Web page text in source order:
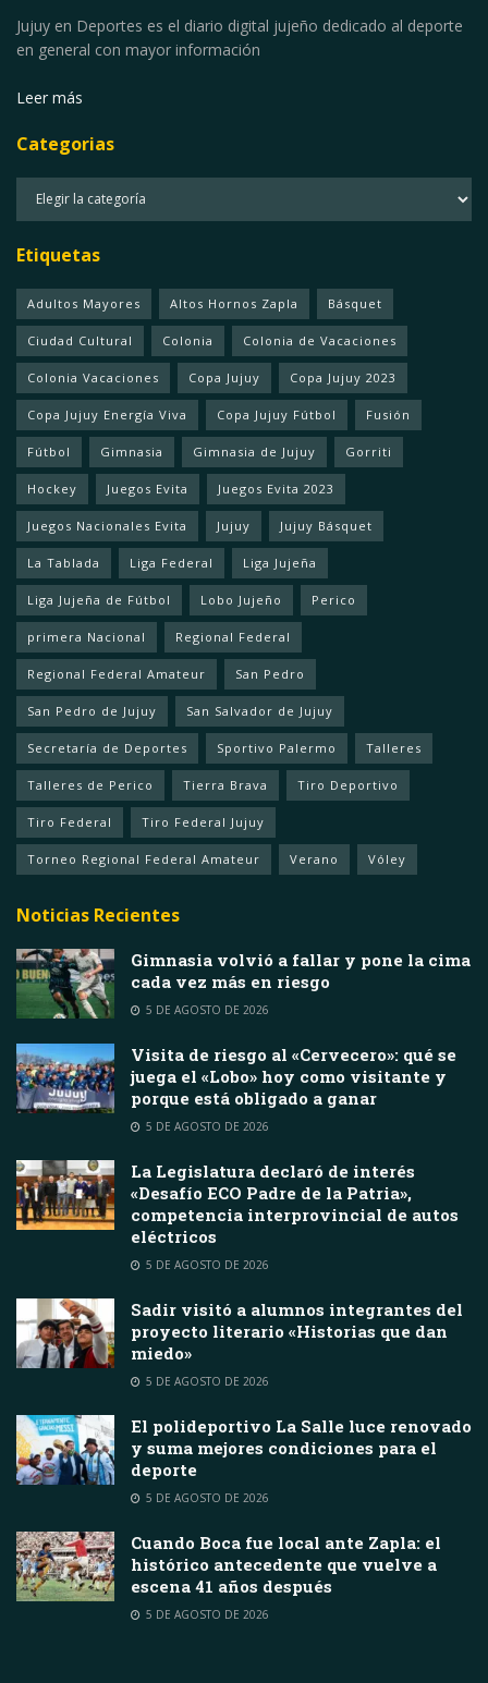
Jujuy en Deportes es el diario digital jujeño dedicado al deporte
en general con mayor información
Leer más
Categorias
Etiquetas
Adultos Mayores Altos Hornos Zapla Básquet
Ciudad Cultural Colonia Colonia de Vacaciones
Colonia Vacaciones Copa Jujuy Copa Jujuy 2023
Copa Jujuy Energía Viva Copa Jujuy Fútbol Fusión
Fútbol Gimnasia Gimnasia de Jujuy Gorriti
Hockey Juegos Evita Juegos Evita 2023
Juegos Nacionales Evita Jujuy Jujuy Básquet
La Tablada Liga Federal Liga Jujeña
Liga Jujeña de Fútbol Lobo Jujeño Perico
primera Nacional Regional Federal
Regional Federal Amateur San Pedro
San Pedro de Jujuy San Salvador de Jujuy
Secretaría de Deportes Sportivo Palermo Talleres
Talleres de Perico Tierra Brava Tiro Deportivo
Tiro Federal Tiro Federal Jujuy
Torneo Regional Federal Amateur Verano Vóley
Noticias Recientes
Gimnasia volvió a fallar y pone la cima
cada vez más en riesgo
5 DE AGOSTO DE 2026
Visita de riesgo al «Cervecero»: qué se
juega el «Lobo» hoy como visitante y
porque está obligado a ganar
5 DE AGOSTO DE 2026
La Legislatura declaró de interés
«Desafío ECO Padre de la Patria»,
competencia interprovincial de autos
eléctricos
5 DE AGOSTO DE 2026
Sadir visitó a alumnos integrantes del
proyecto literario «Historias que dan
miedo»
5 DE AGOSTO DE 2026
El polideportivo La Salle luce renovado
y suma mejores condiciones para el
deporte
5 DE AGOSTO DE 2026
Cuando Boca fue local ante Zapla: el
histórico antecedente que vuelve a
escena 41 años después
5 DE AGOSTO DE 2026